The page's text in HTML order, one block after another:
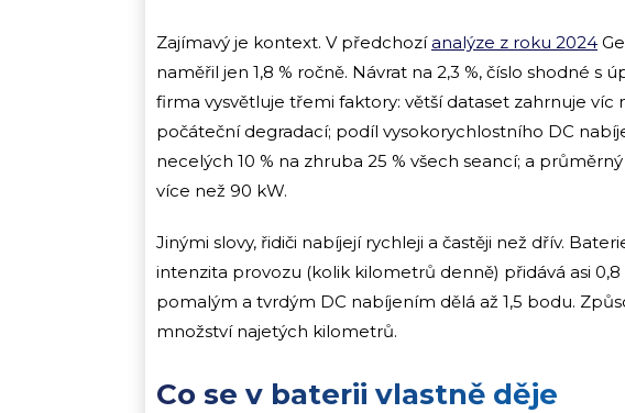
Zajímavý je kontext. V předchozíanalýze z roku 2024
naměřil jen 1,8 % ročně. Návrat na 2,3 %, číslo shodné s
firma vysvětluje třemi faktory: větší dataset zahrnuje víc
počáteční degradací; podíl vysokorychlostního DC
necelých 10 % na zhruba 25 % všech seancí; a
více než 90 kW.
Jinými slovy, řidiči nabíjejí rychleji a častěji než dřív.
intenzita provozu (kolik kilometrů denně) přidává asi
pomalým a tvrdým DC nabíjením dělá až 1,5 bodu.
množství najetých kilometrů.
Co se v baterii vlastně děje